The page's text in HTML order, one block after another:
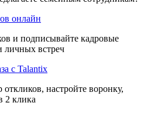
онлайн
и подписывайте кадровые
личных встреч
с Talantix
настройте воронку,
2 клика